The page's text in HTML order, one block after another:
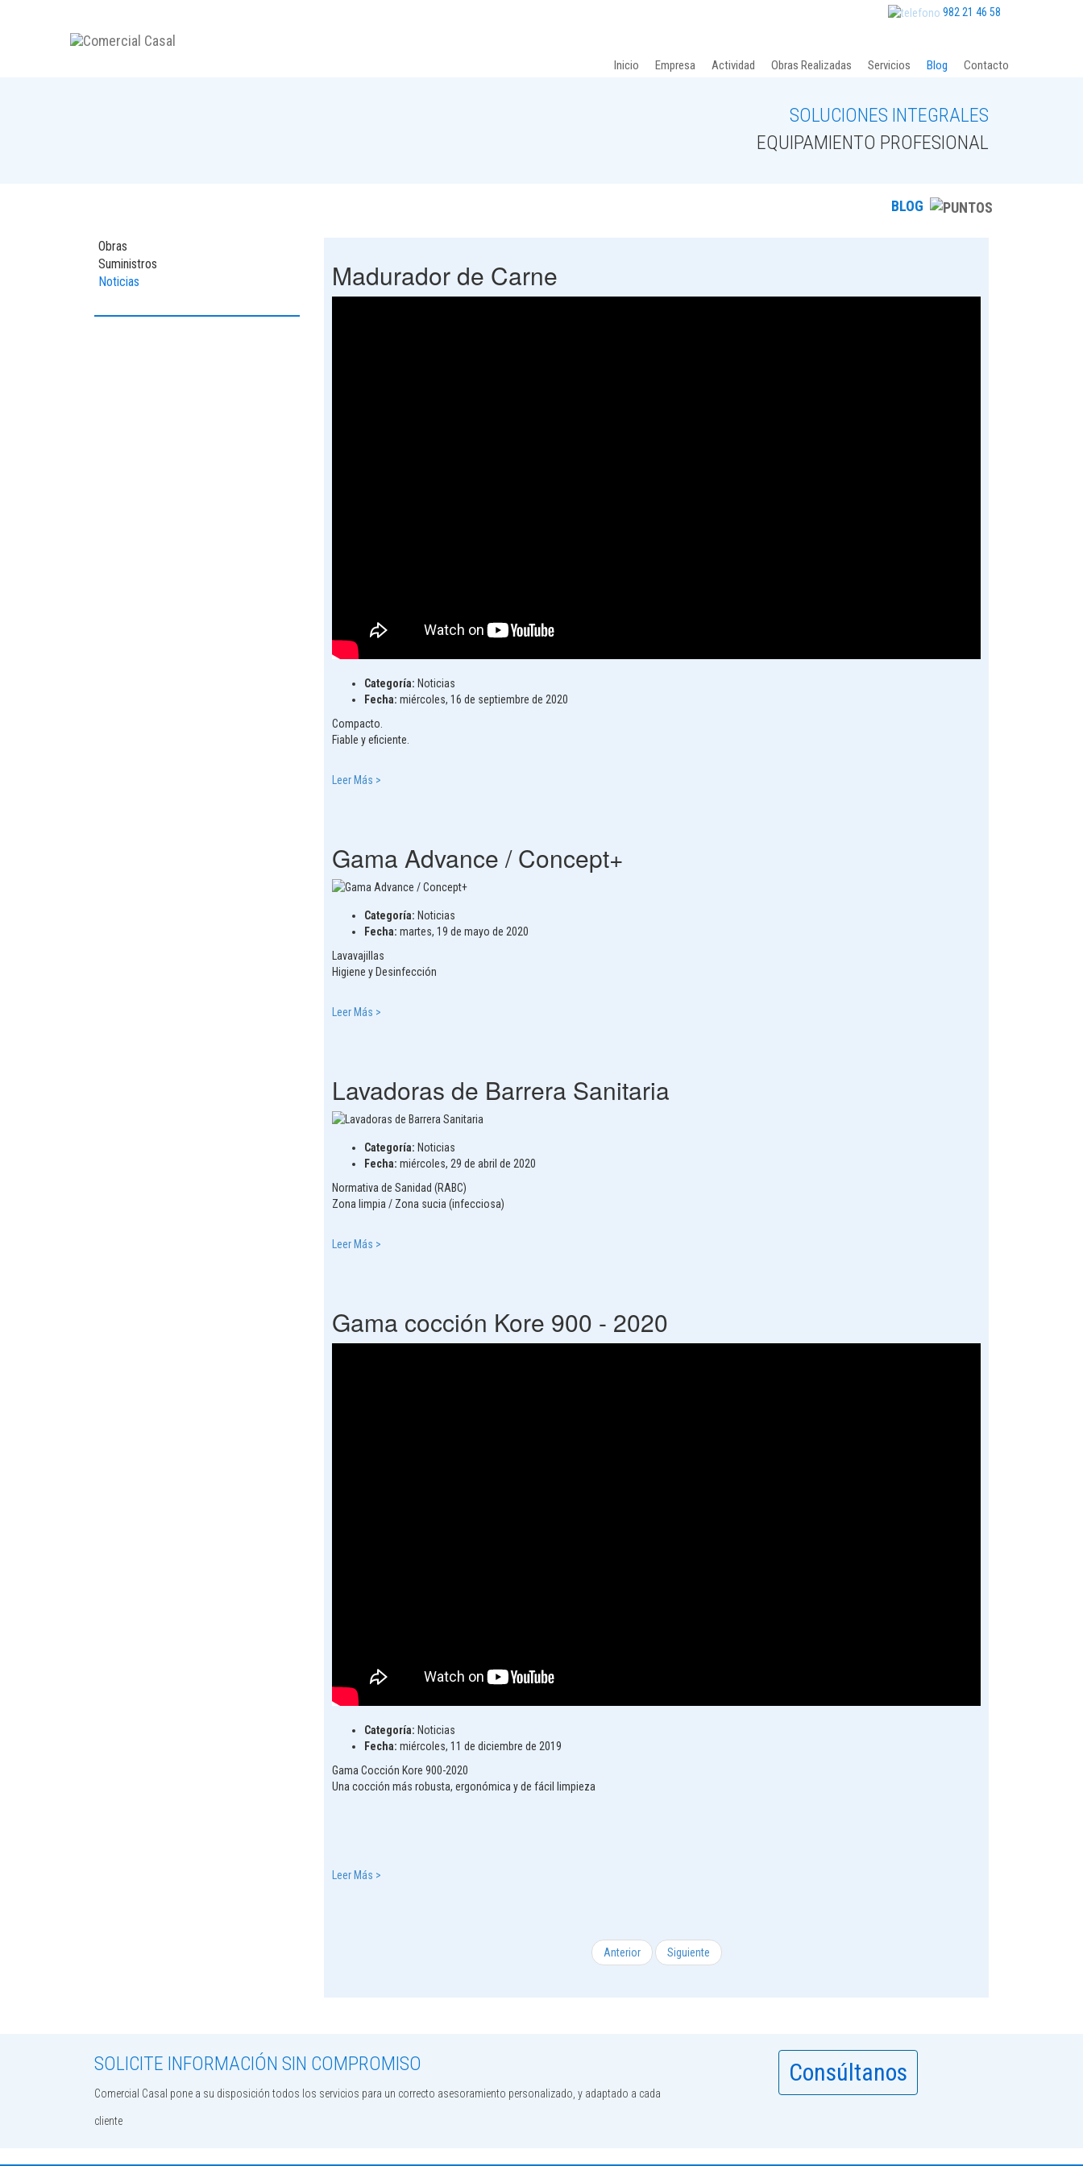
982 21 46 58
Inicio Empresa Actividad Obras Realizadas Servicios Blog Contacto
SOLUCIONES INTEGRALES
EQUIPAMIENTO PROFESIONAL
BLOG
Obras
Suministros
Noticias
Madurador de Carne
Categoría: Noticias
Fecha: miércoles, 16 de septiembre de 2020
Compacto.
Fiable y eficiente.
Leer Más >
Gama Advance / Concept+
Categoría: Noticias
Fecha: martes, 19 de mayo de 2020
Lavavajillas
Higiene y Desinfección
Leer Más >
Lavadoras de Barrera Sanitaria
Categoría: Noticias
Fecha: miércoles, 29 de abril de 2020
Normativa de Sanidad (RABC)
Zona limpia / Zona sucia (infecciosa)
Leer Más >
Gama cocción Kore 900 - 2020
Categoría: Noticias
Fecha: miércoles, 11 de diciembre de 2019
Gama Cocción Kore 900-2020
Una cocción más robusta, ergonómica y de fácil limpieza
Leer Más >
Anterior Siguiente
SOLICITE INFORMACIÓN SIN COMPROMISO
Comercial Casal pone a su disposición todos los servicios para un correcto asesoramiento personalizado, y adaptado a cada
cliente
Consúltanos